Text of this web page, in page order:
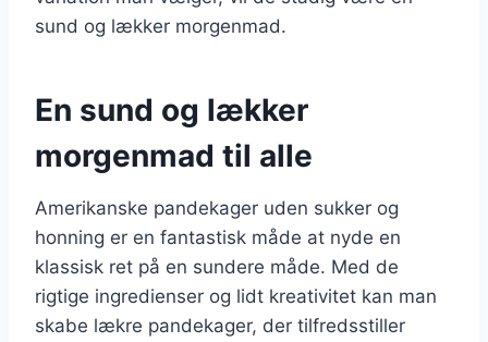
sund og lækker morgenmad.
En sund og lækker
morgenmad til alle
Amerikanske pandekager uden sukker og
honning er en fantastisk måde at nyde en
klassisk ret på en sundere måde. Med de
rigtige ingredienser og lidt kreativitet kan man
skabe lækre pandekager, der tilfredsstiller